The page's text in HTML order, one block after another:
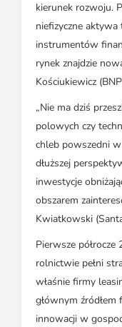
kierunek rozwoju.
niefizyczne
instrumentów
rynek znajdzie
Kościukiewicz
„Nie ma dziś
polowych czy
chleb powszedni
dłuższej
inwestycje
obszarem
Kwiatkowski
Pierwsze półrocze
rolnictwie pełni
właśnie firmy
głównym
innowacji w